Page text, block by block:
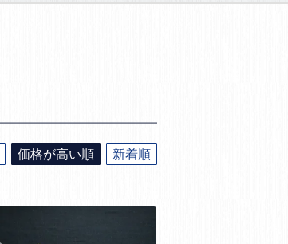
価格が高い順 新着順